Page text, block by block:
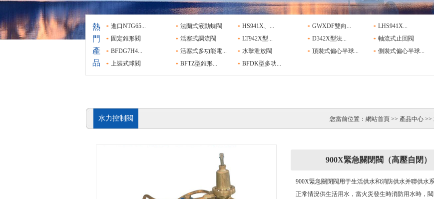
熱
門
產
品
進口NTG65... 法蘭式液動蝶閥 HS941X、... GWXDF雙向... LHS941X...
固定錐形閥
活塞式調流閥 LT942X型... D342X型法... 軸流式止回閥
BFDG7H4...
活塞式多功能電... 水擊泄放閥 頂裝式偏心半球... 側裝式偏心半球...
上裝式球閥
BFTZ型錐形... BFDK型多功...
水力控制閥 您當前位置： 網站首頁 >> 產品中心 >>
900X緊急關閉閥（高壓自閉）
900X緊急關閉閥用于生活供水和消防供水并聯供水
正常情況供生活用水，當火災發生時消防用水時，